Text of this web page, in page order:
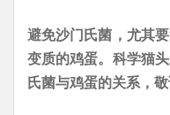
避免沙门氏菌，尤其
变质的鸡蛋。科学猫
氏菌与鸡蛋的关系，敬